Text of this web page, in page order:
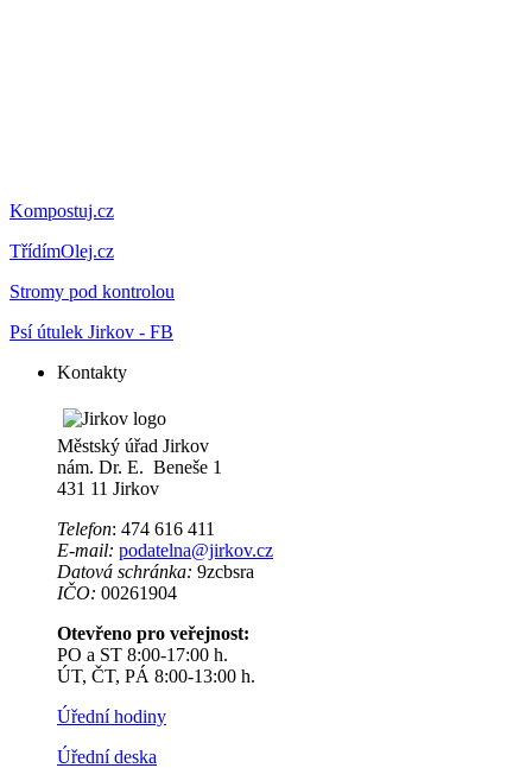
Kompostuj.cz
TřídímOlej.cz
Stromy pod kontrolou
Psí útulek Jirkov - FB
Kontakty
Městský úřad Jirkov
nám. Dr. E. Beneše 1
431 11 Jirkov
Telefon: 474 616 411
E-mail: podatelna@jirkov.cz
Datová schránka: 9zcbsra
IČO: 00261904
Otevřeno pro veřejnost:
PO a ST 8:00-17:00 h.
ÚT, ČT, PÁ 8:00-13:00 h.
Úřední hodiny
Úřední deska